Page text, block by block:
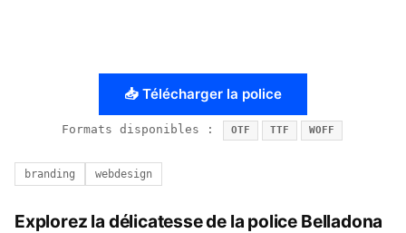
📥 Télécharger la police
Formats disponibles : OTF TTF WOFF
branding webdesign
Explorez la délicatesse de la police Belladona